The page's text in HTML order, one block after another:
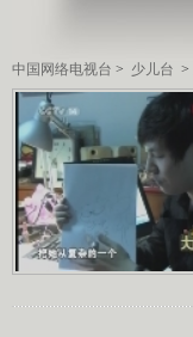
中国网络电视台 > 少儿台 >